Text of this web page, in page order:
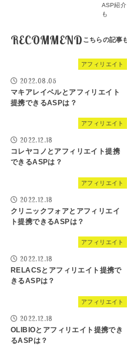
ASP紹介
も
RECOMMEND
アフィリエイト
2022.08.05
マキアレイベルとアフィリエイト
提携できるASPは？
アフィリエイト
2022.12.18
コレヤコノとアフィリエイト提携
できるASPは？
アフィリエイト
2022.12.18
クリニックフォアとアフィリエイ
ト提携できるASPは？
アフィリエイト
2022.12.18
RELACSとアフィリエイト提携で
きるASPは？
アフィリエイト
2022.12.18
OLIBIOとアフィリエイト提携でき
るASPは？